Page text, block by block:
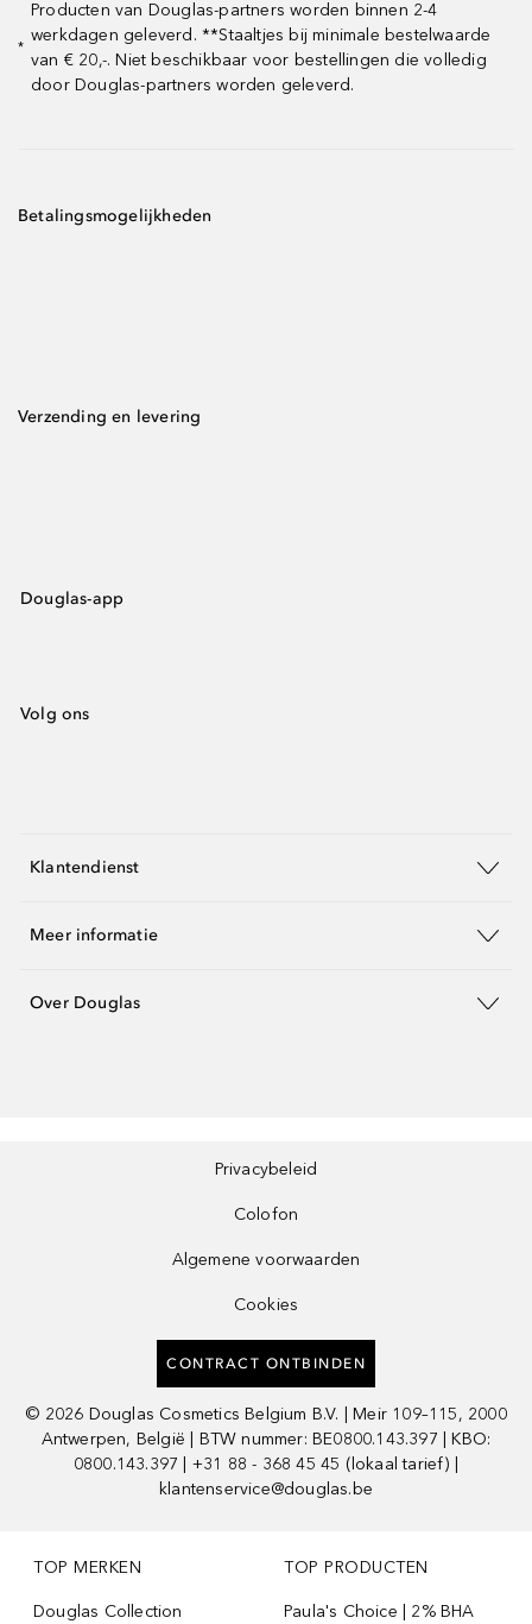
*
Producten van Douglas-partners worden binnen 2-4
werkdagen geleverd. **Staaltjes bij minimale bestelwaarde
van € 20,-. Niet beschikbaar voor bestellingen die volledig
door Douglas-partners worden geleverd.
Betalingsmogelijkheden
Verzending en levering
Douglas-app
Volg ons
Klantendienst
Meer informatie
Over Douglas
Privacybeleid
Colofon
Algemene voorwaarden
Cookies
CONTRACT ONTBINDEN
© 2026 Douglas Cosmetics Belgium B.V. | Meir 109–115, 2000
Antwerpen, België | BTW nummer: BE0800.143.397 | KBO:
0800.143.397 | +31 88 - 368 45 45 (lokaal tarief) |
klantenservice@douglas.be
TOP MERKEN
Douglas Collection
TOP PRODUCTEN
Paula's Choice | 2% BHA